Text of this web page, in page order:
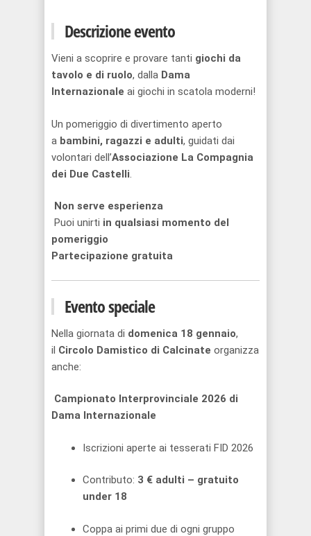
Descrizione evento
Vieni a scoprire e provare tanti giochi da
tavolo e di ruolo, dalla Dama
Internazionale ai giochi in scatola moderni!
Un pomeriggio di divertimento aperto
a bambini, ragazzi e adulti, guidati dai
volontari dell’Associazione La Compagnia
dei Due Castelli
Non serve esperienza
Puoi unirti in qualsiasi momento del
pomeriggio
Partecipazione gratuita
Evento speciale
Nella giornata di domenica 18 gennaio,
il Circolo Damistico di Calcinate organizza
anche:
Campionato Interprovinciale 2026 di
Dama Internazionale
Iscrizioni aperte ai tesserati FID 2026
Contributo: 3 € adulti – gratuito
under 18
Coppa ai primi due di ogni gruppo